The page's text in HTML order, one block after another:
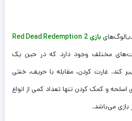
بازی Red Dead Redemption 2
مختلف وجود دارد که در حین یک
کند. غارت کردن، مقابله با حریف، خنثی
و کمک کردن تنها تعداد کمی از انواع
بازی می‌باشد.